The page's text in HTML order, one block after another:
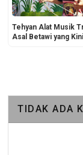
Tehyan Alat Musik
Asal Betawi yang
TIDAK ADA